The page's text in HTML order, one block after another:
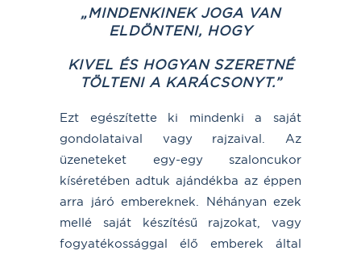
„MINDENKINEK JOGA VAN
ELDÖNTENI, HOGY
KIVEL ÉS HOGYAN SZERETNÉ
TÖLTENI A KARÁCSONYT.”
Ezt egészítette ki mindenki a saját
gondolataival vagy rajzaival. Az
üzeneteket egy-egy szaloncukor
kíséretében adtuk ajándékba az éppen
arra járó embereknek. Néhányan ezek
mellé saját készítésű rajzokat, vagy
fogyatékossággal élő emberek által